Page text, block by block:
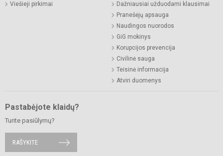
Viešieji pirkimai
Dažniausiai užduodami klausimai
Pranešėjų apsauga
Naudingos nuorodos
GiG mokinys
Korupcijos prevencija
Civilinė sauga
Teisinė informacija
Atviri duomenys
Pastabėjote klaidų?
Turite pasiūlymų?
RAŠYKITE